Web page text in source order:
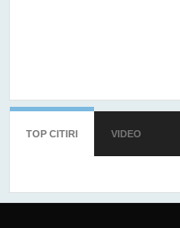
TOP CITIRI (TAB ACTIV)
VIDEO